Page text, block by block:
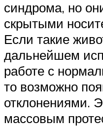
синдрома, но
скрытыми
Если такие
дальнейшем
работе с
то возможно
отклонениями.
массовым